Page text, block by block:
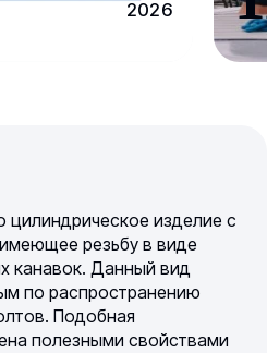
2026
изделие с
резьбу в виде
канавок. Данный вид
по распространению
Подобная
полезными свойствами